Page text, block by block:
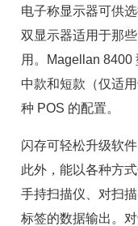
电子称显示器可供
双显示器适用于那
用。Magellan 8400
中款和短款（仅适
种 POS 的配置。
闪存可轻松升级软
此外，能以各种方
手持扫描仪、对扫
标签的数据输出。